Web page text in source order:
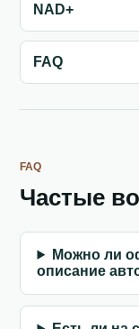
NAD+
FAQ
FAQ
Частые
Можно ли
описание